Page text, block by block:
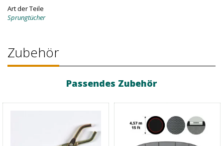
Art der Teile
Sprungtücher
Zubehör
Passendes Zubehör